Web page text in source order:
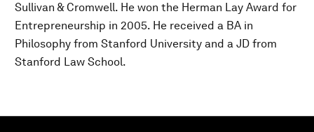
Sullivan & Cromwell. He won the Herman Lay Award for
Entrepreneurship in 2005. He received a BA in
Philosophy from Stanford University and a JD from
Stanford Law School.